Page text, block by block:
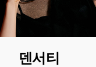
덴서티